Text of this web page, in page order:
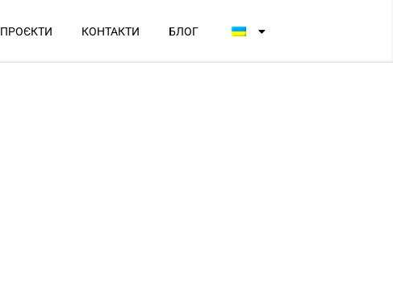
ПРОЄКТИ КОНТАКТИ БЛОГ